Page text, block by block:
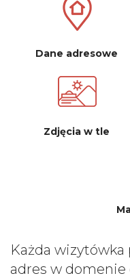
Dane adresowe
Zdjęcia w tle
Każda
adres w domenie